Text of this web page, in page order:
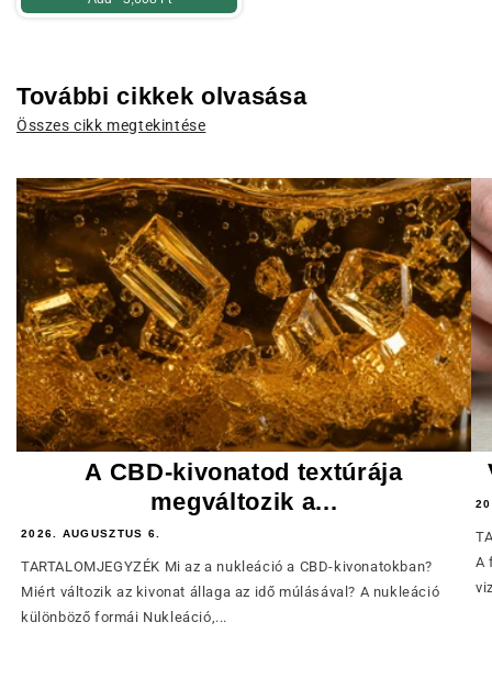
További cikkek olvasása
Összes cikk megtekintése
A CBD-kivonatod textúrája
megváltozik a...
2026. AUGUSZTUS 6.
TARTALOMJEGYZÉK Mi az a nukleáció a CBD-kivonatokban?
Miért változik az kivonat állaga az idő múlásával? A nukleáció
különböző formái Nukleáció,...
A